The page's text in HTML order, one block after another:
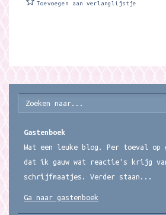
Toevoegen aan verlanglijstje
Gastenboek
Wat een leuke blog. Per toeval op
dat ik gauw wat reactie's krijg
schrijfmaatjes. Verder staan...
Ga naar gastenboek